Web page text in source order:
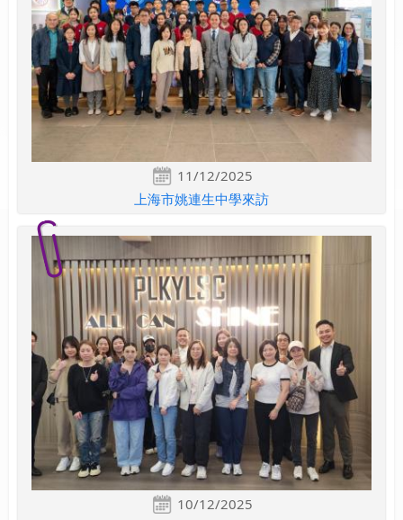
11/12/2025
上海市姚連生中學來訪
10/12/2025